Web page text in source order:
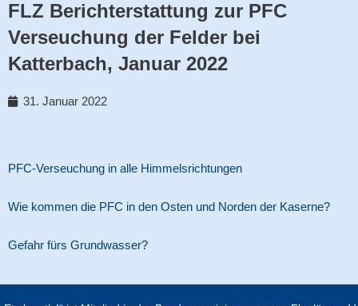
FLZ Berichterstattung zur PFC
Verseuchung der Felder bei
Katterbach, Januar 2022
31. Januar 2022
PFC-Verseuchung in alle Himmelsrichtungen
Wie kommen die PFC in den Osten und Norden der Kaserne?
Gefahr fürs Grundwasser?